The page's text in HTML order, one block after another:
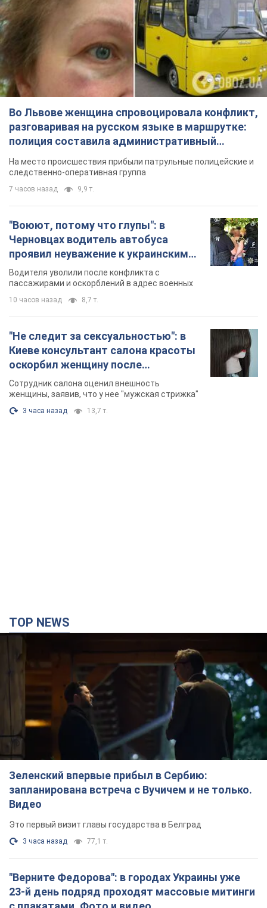
Во Львове женщина спровоцировала конфликт,
разговаривая на русском языке в маршрутке:
полиция составила административный
протокол. Видео
На место происшествия прибыли патрульные полицейские и
следственно-оперативная группа
7 часов назад 9,9 т.
"Воюют, потому что глупы": в
Черновцах водитель автобуса
проявил неуважение к украинским
военным и поплатился за это.
Видео
Водителя уволили после конфликта с
пассажирами и оскорблений в адрес военных
10 часов назад 8,7 т.
"Не следит за сексуальностью": в
Киеве консультант салона красоты
оскорбил женщину после
химиотерапии, разгорелся скандал.
Фото
Сотрудник салона оценил внешность
женщины, заявив, что у нее "мужская стрижка"
3 часа назад 13,7 т.
TOP NEWS
Зеленский впервые прибыл в Сербию:
запланирована встреча с Вучичем и не только.
Видео
Это первый визит главы государства в Белград
3 часа назад 77,1 т.
"Верните Федорова": в городах Украины уже
23-й день подряд проходят массовые митинги